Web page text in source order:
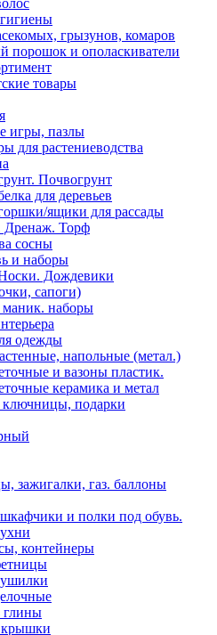
грызунов, комаров
порошок и ополаскиватели
товары
игры, пазлы
для растениеводства
Почвогрунт
для деревьев
ящики для рассады
Дренаж. Торф
сосны
и наборы
Дождевики
сапоги)
маник. наборы
одежды
напольные (метал.)
и вазоны пластик.
керамика и метал
подарки
зажигалки, газ. баллоны
и полки под обувь.
контейнеры
глины